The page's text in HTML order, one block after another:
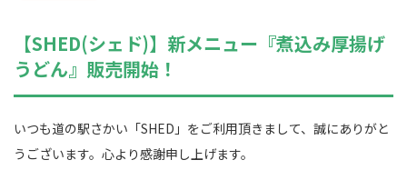
【SHED(シェド)】新メニュー『煮込み厚揚げ
うどん』販売開始！
いつも道の駅さかい「SHED」をご利用頂きまして、誠にありがと
うございます。心より感謝申し上げます。